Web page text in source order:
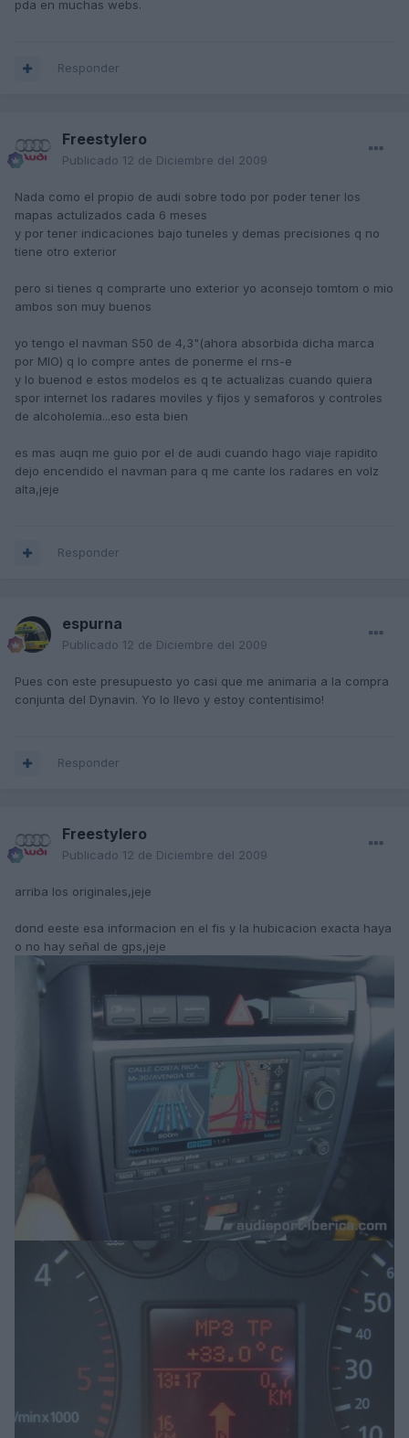
pda en muchas webs.
Responder
Freestylero
Publicado 12 de Diciembre del 2009
Nada como el propio de audi sobre todo por poder tener los
mapas actulizados cada 6 meses
y por tener indicaciones bajo tuneles y demas precisiones q no
tiene otro exterior
pero si tienes q comprarte uno exterior yo aconsejo tomtom o mio
ambos son muy buenos
yo tengo el navman S50 de 4,3"(ahora absorbida dicha marca
por MIO) q lo compre antes de ponerme el rns-e
y lo buenod e estos modelos es q te actualizas cuando quiera
spor internet los radares moviles y fijos y semaforos y controles
de alcoholemia...eso esta bien
es mas auqn me guio por el de audi cuando hago viaje rapidito
dejo encendido el navman para q me cante los radares en volz
alta,jeje
Responder
espurna
Publicado 12 de Diciembre del 2009
Pues con este presupuesto yo casi que me animaria a la compra
conjunta del Dynavin. Yo lo llevo y estoy contentisimo!
Responder
Freestylero
Publicado 12 de Diciembre del 2009
arriba los originales,jeje
dond eeste esa informacion en el fis y la hubicacion exacta haya
o no hay señal de gps,jeje